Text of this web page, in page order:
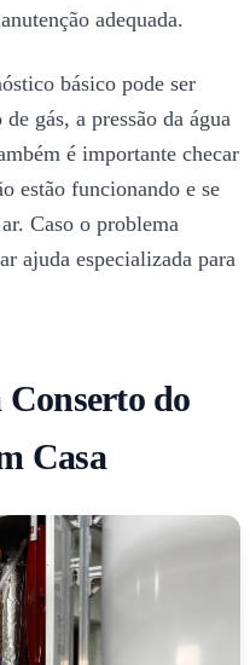
adequada.
básico pode ser
gás, a pressão da água
é importante checar
estão funcionando e se
Caso o problema
ajuda especializada para
Conserto do
Casa